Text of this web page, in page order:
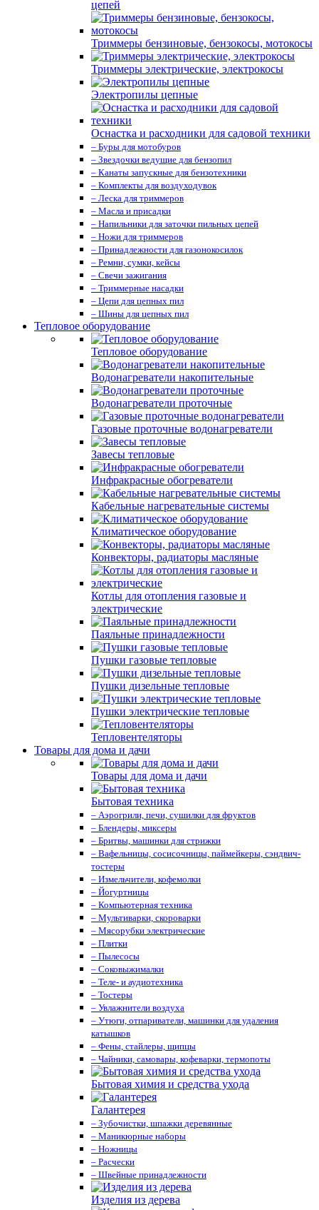
цепей
Триммеры бензиновые, бензокосы, мотокосы
Триммеры электрические, электрокосы
Электропилы цепные
Оснастка и расходники для садовой техники
– Буры для мотобуров
– Звездочки ведущие для бензопил
– Канаты запускные для бензотехники
– Комплекты для воздуходувок
– Леска для триммеров
– Масла и присадки
– Напильники для заточки пильных цепей
– Ножи для триммеров
– Принадлежности для газонокосилок
– Ремни, сумки, кейсы
– Свечи зажигания
– Триммерные насадки
– Цепи для цепных пил
– Шины для цепных пил
Тепловое оборудование
Тепловое оборудование
Водонагреватели накопительные
Водонагреватели проточные
Газовые проточные водонагреватели
Завесы тепловые
Инфракрасные обогреватели
Кабельные нагревательные системы
Климатическое оборудование
Конвекторы, радиаторы масляные
Котлы для отопления газовые и
электрические
Паяльные принадлежности
Пушки газовые тепловые
Пушки дизельные тепловые
Пушки электрические тепловые
Тепловентеляторы
Товары для дома и дачи
Товары для дома и дачи
Бытовая техника
– Аэрогрили, печи, сушилки для фруктов
– Блендеры, миксеры
– Бритвы, машинки для стрижки
– Вафельницы, сосисочницы, паймейкеры, сэндвич-
тостеры
– Измельчители, кофемолки
– Йогуртницы
– Компьютерная техника
– Мультиварки, скороварки
– Мясорубки электрические
– Плитки
– Пылесосы
– Соковыжималки
– Теле- и аудиотехника
– Тостеры
– Увлажнители воздуха
– Утюги, отпариватели, машинки для удаления
катышков
– Фены, стайлеры, щипцы
– Чайники, самовары, кофеварки, термопоты
Бытовая химия и средства ухода
Галантерея
– Зубочистки, шпажки деревянные
– Маникюрные наборы
– Ножницы
– Расчески
– Швейные принадлежности
Изделия из дерева